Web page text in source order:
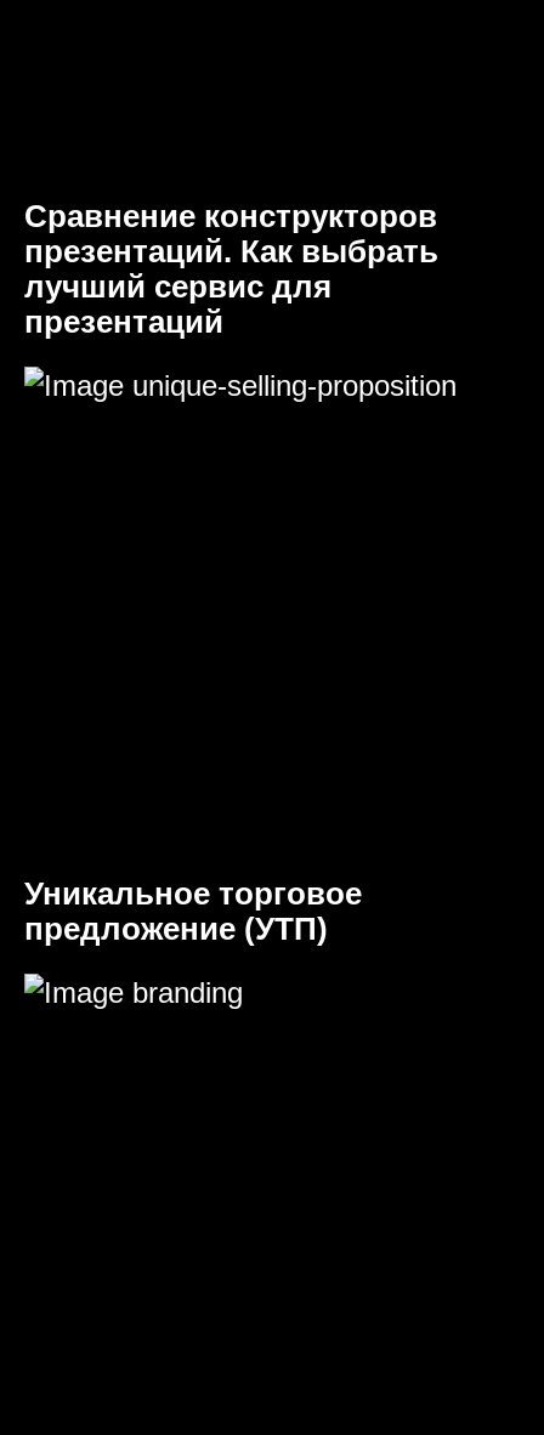
Сравнение конструкторов
презентаций. Как выбрать
лучший сервис для
презентаций
Уникальное торговое
предложение (УТП)